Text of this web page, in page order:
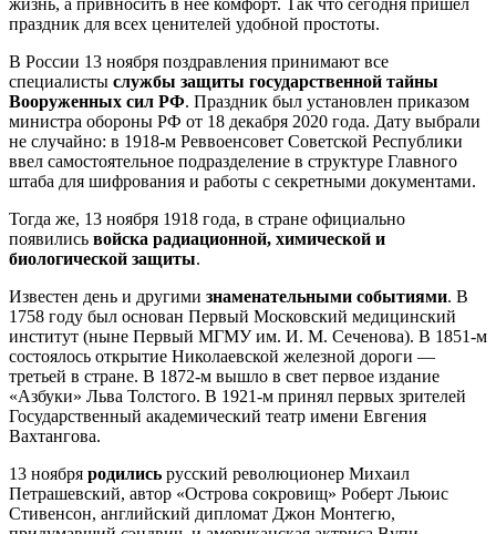
праздник для всех ценителей удобной простоты.
В России 13 ноября поздравления принимают все
специалисты службы защиты государственной тайны
Вооруженных сил РФ. Праздник был установлен приказом
министра обороны РФ от 18 декабря 2020 года. Дату выбрали
не случайно: в 1918-м Реввоенсовет Советской Республики
ввел самостоятельное подразделение в структуре Главного
штаба для шифрования и работы с секретными документами.
Тогда же, 13 ноября 1918 года, в стране официально
появились войска радиационной, химической и
биологической защиты.
Известен день и другими знаменательными событиями. В
1758 году был основан Первый Московский медицинский
институт (ныне Первый МГМУ им. И. М. Сеченова). В 1851-м
состоялось открытие Николаевской железной дороги —
третьей в стране. В 1872-м вышло в свет первое издание
«Азбуки» Льва Толстого. В 1921-м принял первых зрителей
Государственный академический театр имени Евгения
Вахтангова.
13 ноября родились русский революционер Михаил
Петрашевский, автор «Острова сокровищ» Роберт Льюис
Стивенсон, английский дипломат Джон Монтегю,